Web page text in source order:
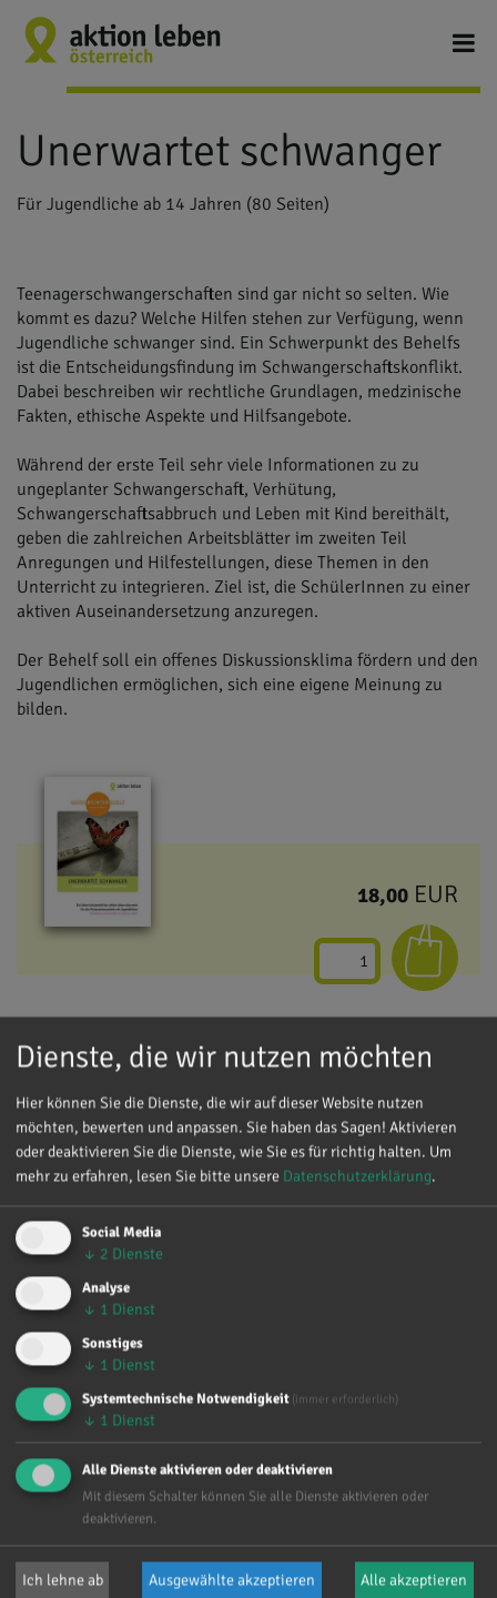
Unerwartet schwanger
Für Jugendliche ab 14 Jahren (80 Seiten)
Teenagerschwangerschaften sind gar nicht so selten. Wie
kommt es dazu? Welche Hilfen stehen zur Verfügung, wenn
Jugendliche schwanger sind. Ein Schwerpunkt des Behelfs
ist die Entscheidungsfindung im Schwangerschaftskonflikt.
Dabei beschreiben wir rechtliche Grundlagen, medzinische
Fakten, ethische Aspekte und Hilfsangebote.
Während der erste Teil sehr viele Informationen zu zu
ungeplanter Schwangerschaft, Verhütung,
Schwangerschaftsabbruch und Leben mit Kind bereithält,
geben die zahlreichen Arbeitsblätter im zweiten Teil
Anregungen und Hilfestellungen, diese Themen in den
Unterricht zu integrieren. Ziel ist, die SchülerInnen zu einer
aktiven Auseinandersetzung anzuregen.
Der Behelf soll ein offenes Diskussionsklima fördern und den
Jugendlichen ermöglichen, sich eine eigene Meinung zu
bilden.
18,00EUR
Dienste, die wir nutzen möchten
Hier können Sie die Dienste, die wir auf dieser Website nutzen
möchten, bewerten und anpassen. Sie haben das Sagen! Aktivieren
oder deaktivieren Sie die Dienste, wie Sie es für richtig halten. Um
mehr zu erfahren, lesen Sie bitte unsere Datenschutzerklärung.
Social Media
↓ 2 Dienste
Analyse
↓ 1 Dienst
Sonstiges
↓ 1 Dienst
Systemtechnische Notwendigkeit (immer erforderlich)
↓ 1 Dienst
Alle Dienste aktivieren oder deaktivieren
Mit diesem Schalter können Sie alle Dienste aktivieren oder
deaktivieren.
Ich lehne ab Ausgewählte akzeptieren Alle akzeptieren